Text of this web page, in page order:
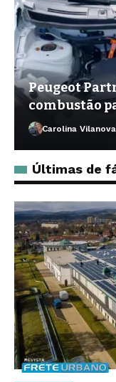
Peugeot
combustão
Carolina Vilanova
Últimas de